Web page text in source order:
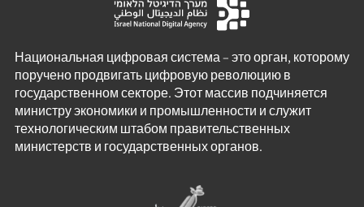
Национальная цифровая система – это орган, которому
поручено продвигать цифровую революцию в
государственном секторе. Этот массив подчиняется
министру экономики и промышленности и служит
технологическим штабом правительственных
министерств и государственных органов.